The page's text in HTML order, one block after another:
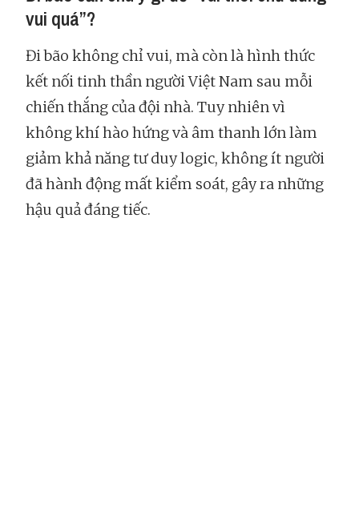
vui quá”?
Đi bão không chỉ vui, mà còn là hình thức
kết nối tinh thần người Việt Nam sau mỗi
chiến thắng của đội nhà. Tuy nhiên vì
không khí hào hứng và âm thanh lớn làm
giảm khả năng tư duy logic, không ít người
đã hành động mất kiểm soát, gây ra những
hậu quả đáng tiếc.